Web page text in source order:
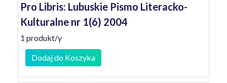
Pro Libris: Lubuskie Pismo Literacko-
Kulturalne nr 1(6) 2004
1 produkt/y
Dodaj do Koszyka